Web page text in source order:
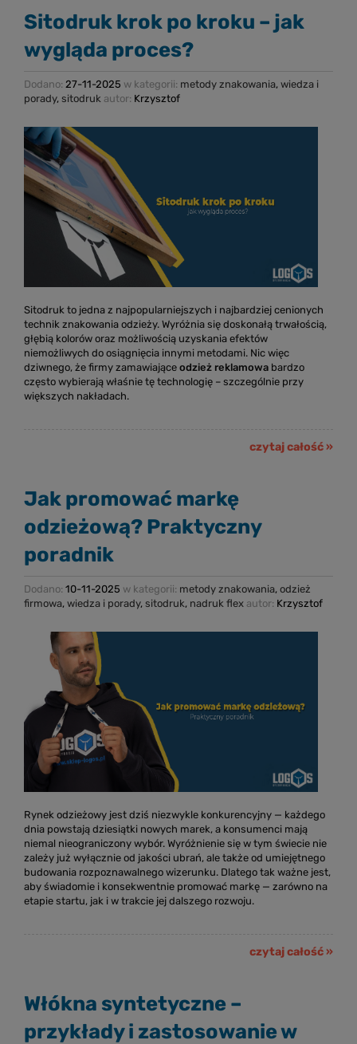
Sitodruk krok po kroku – jak
wygląda proces?
Dodano: 27-11-2025 w kategorii: metody znakowania, wiedza i
porady, sitodruk autor: Krzysztof
Sitodruk to jedna z najpopularniejszych i najbardziej cenionych
technik znakowania odzieży. Wyróżnia się doskonałą trwałością,
głębią kolorów oraz możliwością uzyskania efektów
niemożliwych do osiągnięcia innymi metodami. Nic więc
dziwnego, że firmy zamawiające odzież reklamowa bardzo
często wybierają właśnie tę technologię – szczególnie przy
większych nakładach.
czytaj całość »
Jak promować markę
odzieżową? Praktyczny
poradnik
Dodano: 10-11-2025 w kategorii: metody znakowania, odzież
firmowa, wiedza i porady, sitodruk, nadruk flex autor: Krzysztof
Rynek odzieżowy jest dziś niezwykle konkurencyjny — każdego
dnia powstają dziesiątki nowych marek, a konsumenci mają
niemal nieograniczony wybór. Wyróżnienie się w tym świecie nie
zależy już wyłącznie od jakości ubrań, ale także od umiejętnego
budowania rozpoznawalnego wizerunku. Dlatego tak ważne jest,
aby świadomie i konsekwentnie promować markę — zarówno na
etapie startu, jak i w trakcie jej dalszego rozwoju.
czytaj całość »
Włókna syntetyczne –
przykłady i zastosowanie w